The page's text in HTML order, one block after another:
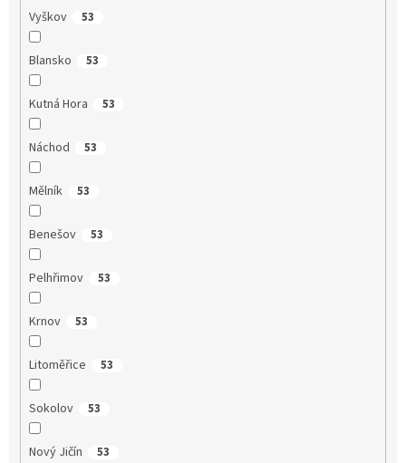
Vyškov 53
Blansko 53
Kutná Hora 53
Náchod 53
Mělník 53
Benešov 53
Pelhřimov 53
Krnov 53
Litoměřice 53
Sokolov 53
Nový Jičín 53